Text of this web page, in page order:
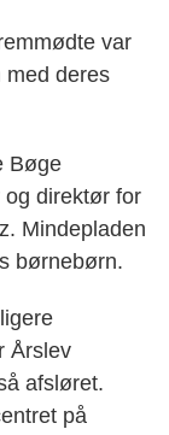
var
med deres
Bøge
og direktør for
Mindepladen
børnebørn.
Årslev
afsløret.
på